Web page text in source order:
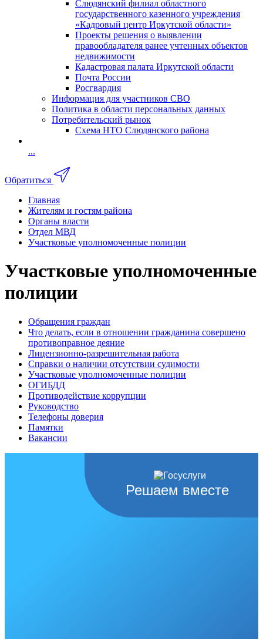
Слюдянский филиал областного
государственного казенного учреждения
«Кадровый центр Иркутской области»
Проекты решения о выявлении
правообладателя ранее учтенных объектов
недвижимости
Кадастровая палата Иркутской области
Почта России
Росгвардия
Информация для участников СВО
Политика в области персональных данных
Потребительский рынок
Схема НТО Слюдянского района
...
Обратиться
Главная
Жителям и гостям района
Органы власти
Отдел МВД
Участковые уполномоченные полиции
Участковые уполномоченные
полиции
Обращения граждан
Что делать, если в отношении гражданина совершено
противоправное деяние
Лицензионно-разрешительная работа
Справки о наличии отсутствии судимости
Участковые уполномоченные полиции
ОГИБДД
Противодействие коррупции
Руководство
Телефоны доверия
Памятки
Вакансии
Решаем вместе